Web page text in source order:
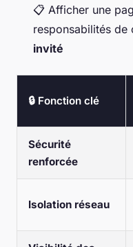
📋 Afficher une
responsabilités de
invité
🔒 Fonction clé
Sécurité
renforcée
Isolation réseau